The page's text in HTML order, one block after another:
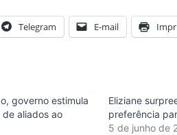
Telegram E-mail
governo estimula
aliados ao
Eliziane
preferência
5 de junho de